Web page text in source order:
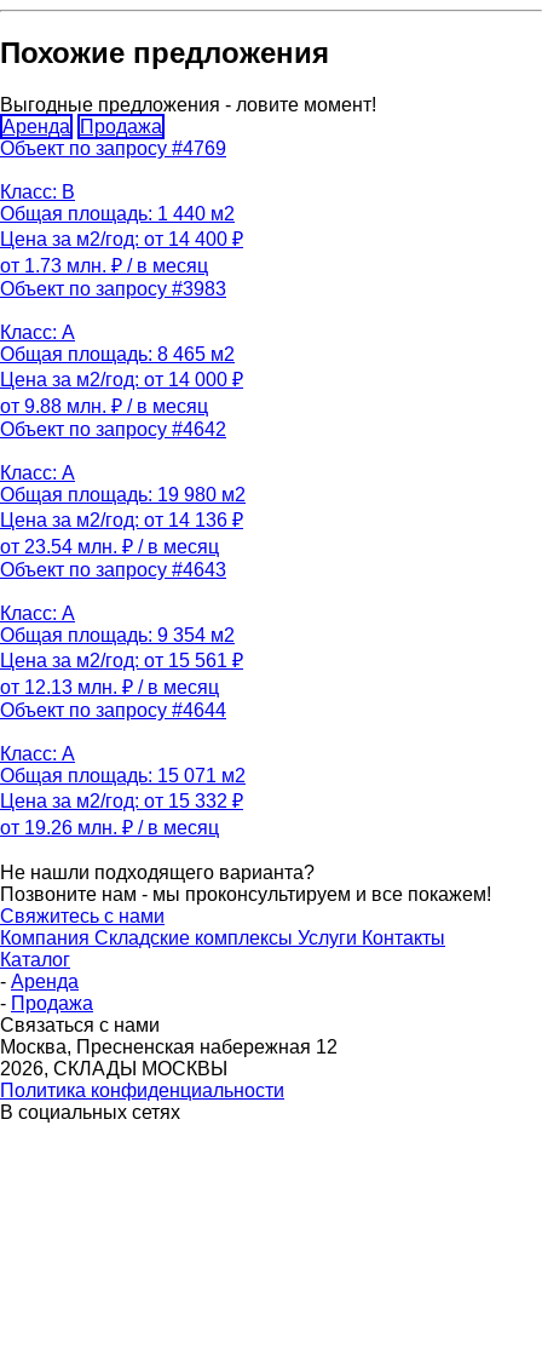
Похожие предложения
Выгодные предложения - ловите момент!
Аренда
Продажа
Объект по запросу #4769
Класс: B
Общая площадь: 1 440 м2
Цена за м2/год: от 14 400 ₽
от 1.73 млн. ₽ / в месяц
Объект по запросу #3983
Класс: A
Общая площадь: 8 465 м2
Цена за м2/год: от 14 000 ₽
от 9.88 млн. ₽ / в месяц
Объект по запросу #4642
Класс: A
Общая площадь: 19 980 м2
Цена за м2/год: от 14 136 ₽
от 23.54 млн. ₽ / в месяц
Объект по запросу #4643
Класс: A
Общая площадь: 9 354 м2
Цена за м2/год: от 15 561 ₽
от 12.13 млн. ₽ / в месяц
Объект по запросу #4644
Класс: A
Общая площадь: 15 071 м2
Цена за м2/год: от 15 332 ₽
от 19.26 млн. ₽ / в месяц
Не нашли подходящего варианта?
Позвоните нам - мы проконсультируем и все покажем!
Свяжитесь с нами
Компания Складские комплексы Услуги Контакты
Каталог
- Аренда
- Продажа
Связаться с нами
Москва, Пресненская набережная 12
2026, СКЛАДЫ МОСКВЫ
Политика конфиденциальности
В социальных сетях